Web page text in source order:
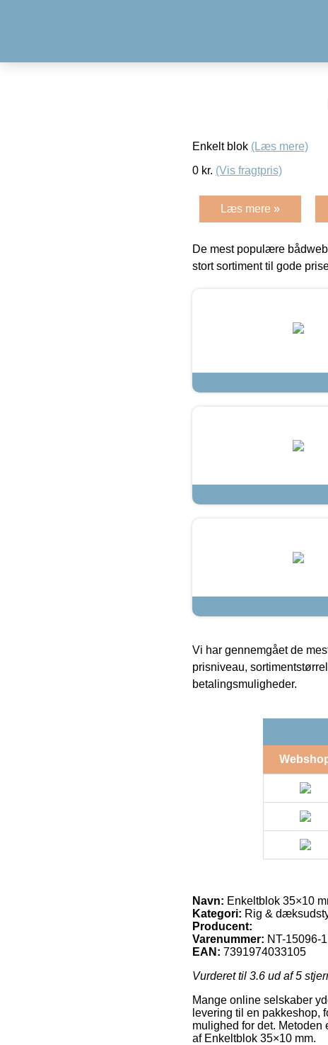
Enkelt blok (Læs mere)
0 kr. (Vis fragtpris)
Læs mere »
De mest populære
stort sortiment til gode
Vi har gennemgået de
prisniveau,
betalingsmuligheder.
Navn: Enkeltblok 35×10
Kategori: Rig &
Producent:
Varenummer: NT-15096-1
EAN: 7391974033105
Vurderet til 3.6 ud af 5
Mange online selskaber
levering til en pakkeshop,
mulighed for det.
af Enkeltblok 35×10 mm.